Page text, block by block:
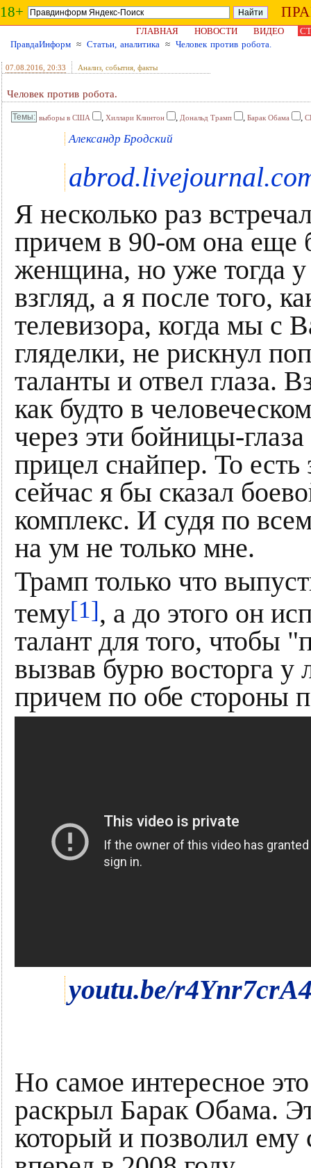
18+
ГЛАВНАЯ НОВОСТИ ВИДЕО
ПравдаИнформ ≈ Статьи, аналитика ≈ Человек против робота.
07.08.2016 , 20:33 Анализ, события, факты
Человек против робота.
выборы в США , Хиллари Клинтон , Дональд Трамп , Барак Обама ,
Александр Бродский
Я несколько раз
причем в 90-ом она еще
женщина, но уже тогда
взгляд, а я после того,
телевизора, когда мы с
гляделки, не рискнул
таланты и отвел глаза.
как будто в
через эти бойницы-
прицел снайпер. То есть
сейчас я бы сказал
комплекс. И судя по
на ум не только мне.
Трамп только что
тему[1], а до этого он
талант для того, чтобы
вызвав бурю восторга
причем по обе стороны
youtu.be/
Но самое интересное
раскрыл Барак Обама.
который и позволил